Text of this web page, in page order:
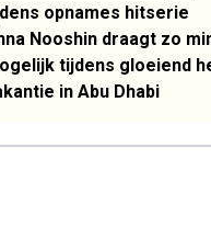
opnames hitserie
Nooshin draagt zo
tijdens gloeiend
in Abu Dhabi